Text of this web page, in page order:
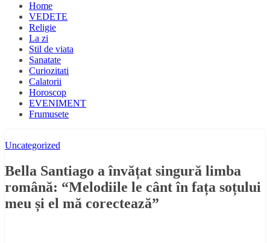
Home
VEDETE
Religie
La zi
Stil de viata
Sanatate
Curiozitati
Calatorii
Horoscop
EVENIMENT
Frumusete
Uncategorized
Bella Santiago a învățat singură limba
română: “Melodiile le cânt în fața soțului
meu și el mă corectează”